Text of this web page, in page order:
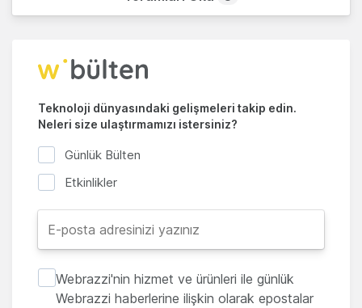
Teknoloji dünyasındaki gelişmeleri takip edin.
Neleri size ulaştırmamızı istersiniz?
Günlük Bülten
Etkinlikler
Webrazzi'nin hizmet ve ürünleri ile günlük
Webrazzi haberlerine ilişkin olarak epostalar